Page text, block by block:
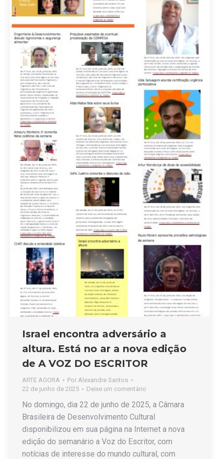
Israel encontra adversário a
altura. Está no ar a nova edição
de A VOZ DO ESCRITOR
ARTE AGORA Por Alexandre Santos
22 de junho de 2025
Deixe um comentário
No domingo, dia 22 de junho de 2025, a Câmara
Brasileira de Desenvolvimento Cultural
disponibilizou em sua página na Internet a nova
edição do semanário a Voz do Escritor, com
notícias de interesse do mundo cultural, com